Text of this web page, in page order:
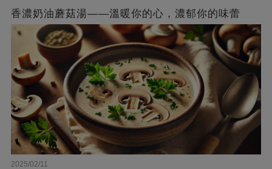
香濃奶油蘑菇湯——溫暖你的心，濃郁你的味蕾
2025/02/11